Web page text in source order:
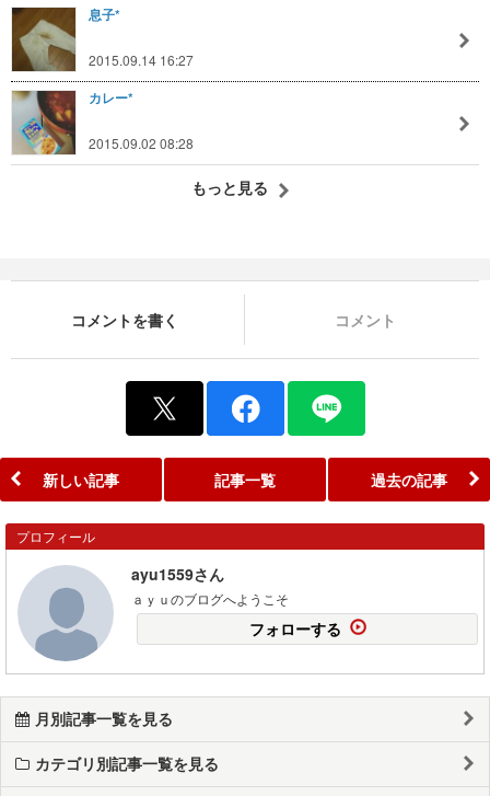
息子*
2015.09.14 16:27
カレー*
2015.09.02 08:28
もっと見る
コメントを書く コメント
新しい記事 記事一覧 過去の記事
プロフィール
ayu1559さん
ａｙｕのブログへようこそ
フォローする
月別記事一覧を見る
カテゴリ別記事一覧を見る